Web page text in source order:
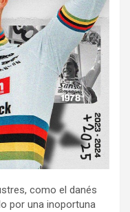
como el danés
por una inoportuna